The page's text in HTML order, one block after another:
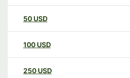
50 USD
100 USD
250 USD